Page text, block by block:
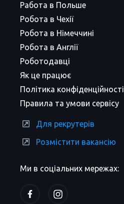
Ми в соціальних мережах:
Работа в Польше
Робота в Чехії
Робота в Німеччині
Робота в Англії
Роботодавці
Як це працює
Політика конфіденційності
Правила та умови сервісу
Для рекрутерів
Розмістити вакансію